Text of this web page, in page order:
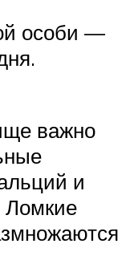
особи —
важно
и
Ломкие